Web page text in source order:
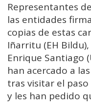
Representantes de
las entidades
copias de estas
Iñarritu (EH Bildu),
Enrique Santiago
han acercado a
tras visitar el
y les han pedido